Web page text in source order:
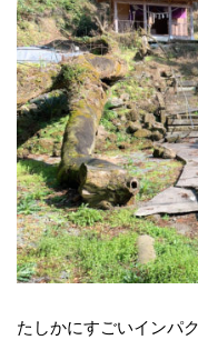
たしかにすごいインパ